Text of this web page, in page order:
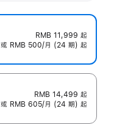
RMB 11,999 起
或 RMB 500/月 (24 期) 起
RMB 14,499 起
或 RMB 605/月 (24 期) 起